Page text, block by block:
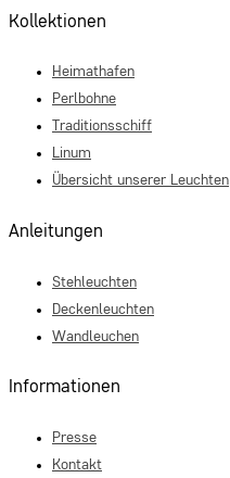
Kollektionen
Heimathafen
Perlbohne
Traditionsschiff
Linum
Übersicht unserer Leuchten
Anleitungen
Stehleuchten
Deckenleuchten
Wandleuchen
Informationen
Presse
Kontakt